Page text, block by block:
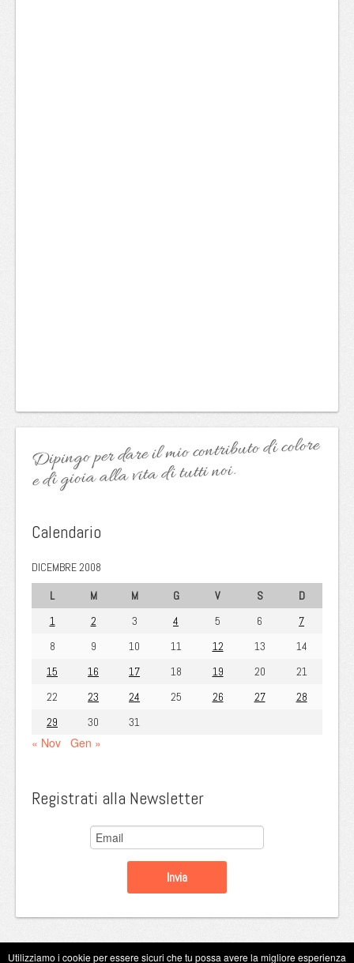
Dipingo per dare il mio contributo di colore
e di gioia alla vita di tutti noi.
Calendario
DICEMBRE 2008
L
M M G V S
D
1
2 3 4 5 6
7
8
9 10 11 12 13
14
15
16 17 18 19 20
21
22
23 24 25 26 27
28
29
30 31
« Nov Gen »
Registrati alla Newsletter
Utilizziamo i cookie per essere sicuri che tu possa avere la migliore esperienza